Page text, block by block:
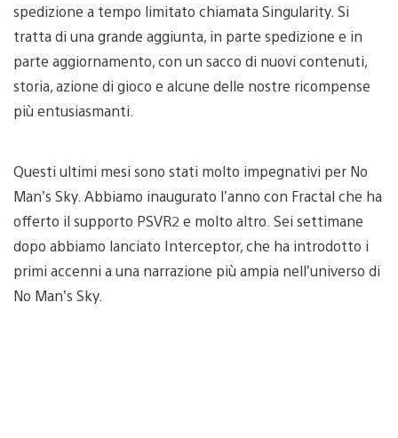
spedizione a tempo limitato chiamata Singularity. Si
tratta di una grande aggiunta, in parte spedizione e in
parte aggiornamento, con un sacco di nuovi contenuti,
storia, azione di gioco e alcune delle nostre ricompense
più entusiasmanti.
Questi ultimi mesi sono stati molto impegnativi per No
Man’s Sky. Abbiamo inaugurato l’anno con Fractal che ha
offerto il supporto PSVR2 e molto altro. Sei settimane
dopo abbiamo lanciato Interceptor, che ha introdotto i
primi accenni a una narrazione più ampia nell’universo di
No Man’s Sky.